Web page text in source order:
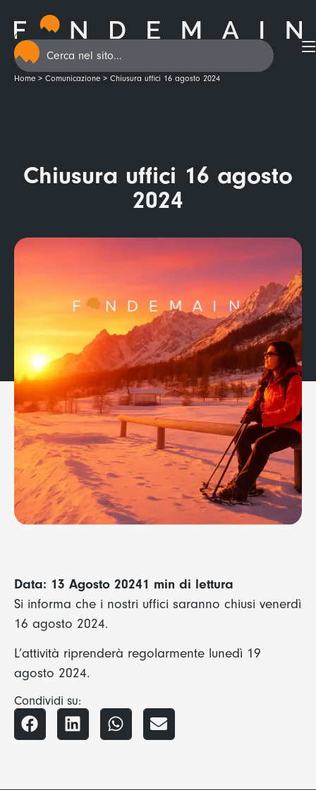
Home > Comunicazione > Chiusura uffici 16 agosto 2024
Chiusura uffici 16 agosto
2024
Data: 13 Agosto 20241 min di lettura
Si informa che i nostri uffici saranno chiusi venerdì
16 agosto 2024.
L’attività riprenderà regolarmente lunedì 19
agosto 2024.
Condividi su: